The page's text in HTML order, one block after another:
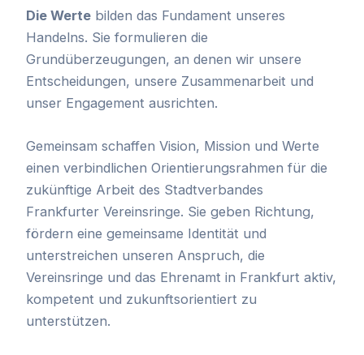
Die Werte bilden das Fundament unseres
Handelns. Sie formulieren die
Grundüberzeugungen, an denen wir unsere
Entscheidungen, unsere Zusammenarbeit und
unser Engagement ausrichten.
Gemeinsam schaffen Vision, Mission und Werte
einen verbindlichen Orientierungsrahmen für die
zukünftige Arbeit des Stadtverbandes
Frankfurter Vereinsringe. Sie geben Richtung,
fördern eine gemeinsame Identität und
unterstreichen unseren Anspruch, die
Vereinsringe und das Ehrenamt in Frankfurt aktiv,
kompetent und zukunftsorientiert zu
unterstützen.